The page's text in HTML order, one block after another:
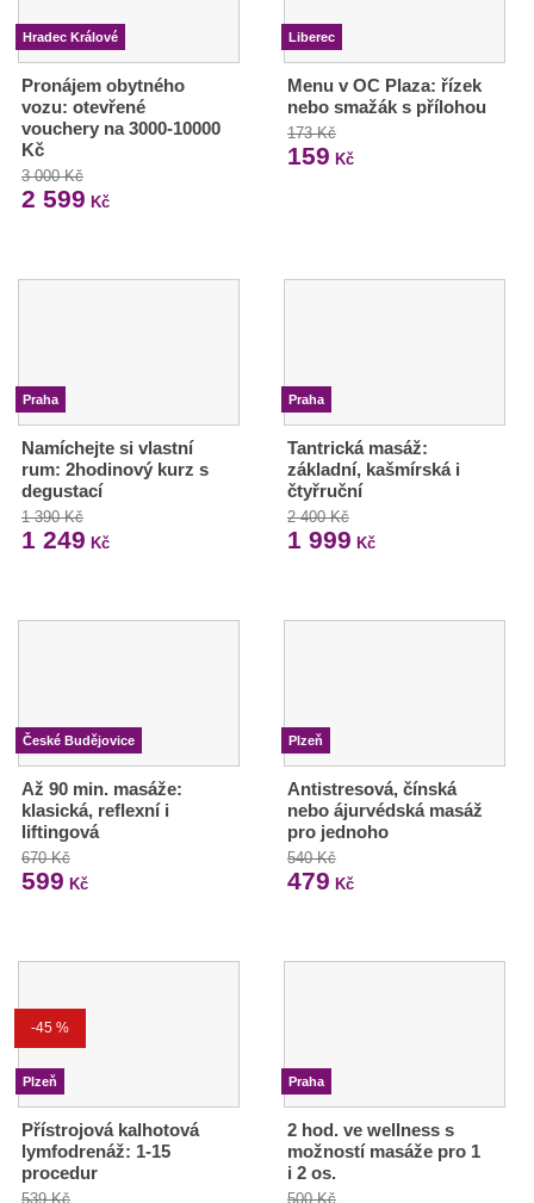
Hradec Králové
Pronájem obytného
vozu: otevřené
vouchery na 3000-10000
Kč
3 000 Kč
2 599 Kč
Liberec
Menu v OC Plaza: řízek
nebo smažák s přílohou
173 Kč
159 Kč
Praha
Namíchejte si vlastní
rum: 2hodinový kurz s
degustací
1 390 Kč
1 249 Kč
Praha
Tantrická masáž:
základní, kašmírská i
čtyřruční
2 400 Kč
1 999 Kč
České Budějovice
Až 90 min. masáže:
klasická, reflexní i
liftingová
670 Kč
599 Kč
Plzeň
Antistresová, čínská
nebo ájurvédská masáž
pro jednoho
540 Kč
479 Kč
-45 %
Plzeň
Přístrojová kalhotová
lymfodrenáž: 1-15
procedur
539 Kč
Praha
2 hod. ve wellness s
možností masáže pro 1
i 2 os.
500 Kč